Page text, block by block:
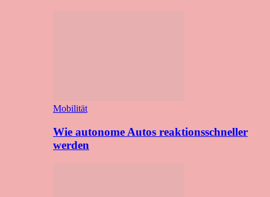
Mobilität
Wie autonome Autos reaktionsschneller
werden